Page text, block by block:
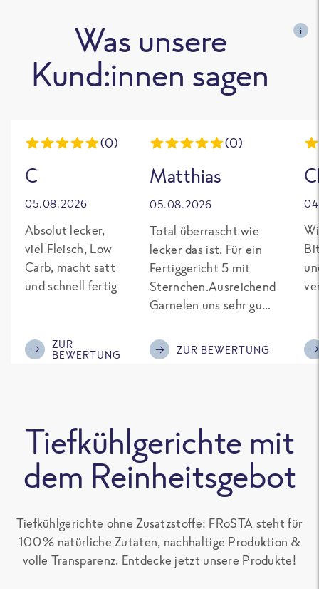
Was unsere
Kund:innen sagen
i
(0)
C
05.08.2026
Absolut lecker,
viel Fleisch, Low
Carb, macht satt
und schnell fertig
ZUR
BEWERTUNG
(0)
Matthias
05.08.2026
Total überrascht wie
lecker das ist. Für ein
Fertiggericht 5 mit
Sternchen.Ausreichend
Garnelen uns sehr gut
Kompliment
ZUR BEWERTUNG
Tiefkühlgerichte mit
dem Reinheitsgebot
Tiefkühlgerichte ohne Zusatzstoffe: FRoSTA steht für
100 % natürliche Zutaten, nachhaltige Produktion &
volle Transparenz. Entdecke jetzt unsere Produkte!